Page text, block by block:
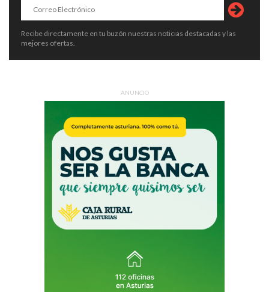
Recibe directamente en tu buzón nuestras noticias destacadas y las
mejores ofertas.
ANUNCIO